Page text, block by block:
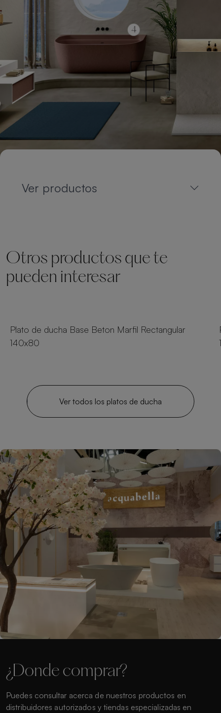
Ver productos
Otros productos que te
pueden interesar
Plato de ducha Base Beton Marfil Rectangular
140x80
Ver todos los platos de ducha
¿Donde comprar?
Puedes consultar acerca de nuestros productos en
distribuidores autorizados y tiendas especializadas en